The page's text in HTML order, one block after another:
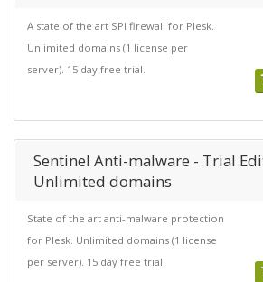
A state of the art SPI firewall for Plesk.
Unlimited domains (1 license per
server). 15 day free trial.
Sentinel Anti-malware - Trial
Unlimited domains
State of the art anti-malware protection
for Plesk. Unlimited domains (1 license
per server). 15 day free trial.